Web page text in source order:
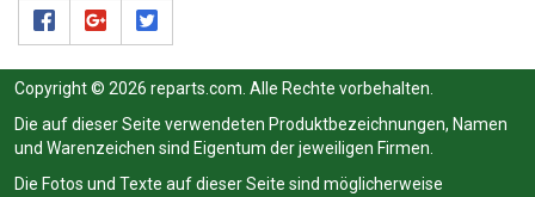
Copyright © 2026 reparts.com. Alle Rechte vorbehalten.
Die auf dieser Seite verwendeten Produktbezeichnungen, Namen
und Warenzeichen sind Eigentum der jeweiligen Firmen.
Die Fotos und Texte auf dieser Seite sind möglicherweise